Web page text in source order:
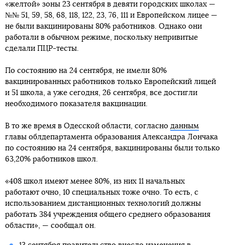
«желтой» зоны 23 сентября в девяти городских школах —
№№ 51, 59, 58, 68, 118, 122, 23, 76, 111 и Европейском лицее —
не были вакцинированы 80% работников. Однако они
работали в обычном режиме, поскольку непривитые
сделали ПЦР-тесты.
По состоянию на 24 сентября, не имели 80%
вакцинированных работников только Европейский лицей
и 51 школа, а уже сегодня, 26 сентября, все достигли
необходимого показателя вакцинации.
В то же время в Одесской области, согласно данным
главы облдепартамента образования Александра Лончака
по состоянию на 24 сентября, вакцинированы были только
63,20% работников школ.
«408 школ имеют менее 80%, из них 11 начальных
работают очно, 10 специальных тоже очно. То есть, с
использованием дистанционных технологий должны
работать 384 учреждения общего среднего образования
области», — сообщал он.